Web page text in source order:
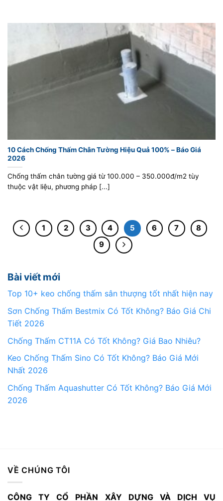
10 Cách Chống Thấm Chân Tường Hiệu Quả 100% – Báo Giá
2026
Chống thấm chân tường giá từ 100.000 – 350.000đ/m2 tùy
thuộc vật liệu, phương pháp [...]
1 2 3 4 5 6 7
8
9
Bài viết mới
Top 10+ keo chống thấm sân thượng tốt nhất hiện nay
Sơn Chống Thấm Bestmix Có Tốt Không? Báo Giá Chi
Tiết 2026
Chống Thấm CT11A Có Tốt Không? Giá Bao Nhiêu?
Keo Chống Thấm Sino Có Tốt Không? Báo Giá Mới
Nhất 2026
Chống Thấm Aquashutter Có Tốt Không? Báo Giá Mới
2026
VỀ CHÚNG TÔI
CÔNG TY CỔ PHẦN XÂY DỰNG VÀ DỊCH VỤ